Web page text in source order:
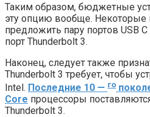
Таким образом, бюджетные
эту опцию вообще. Некоторые
предложить пару портов USB
порт Thunderbolt 3.
Наконец, следует также
Thunderbolt 3 требует, чтобы
Intel. Последние 10 — го
Core процессоры
Thunderbolt 3.